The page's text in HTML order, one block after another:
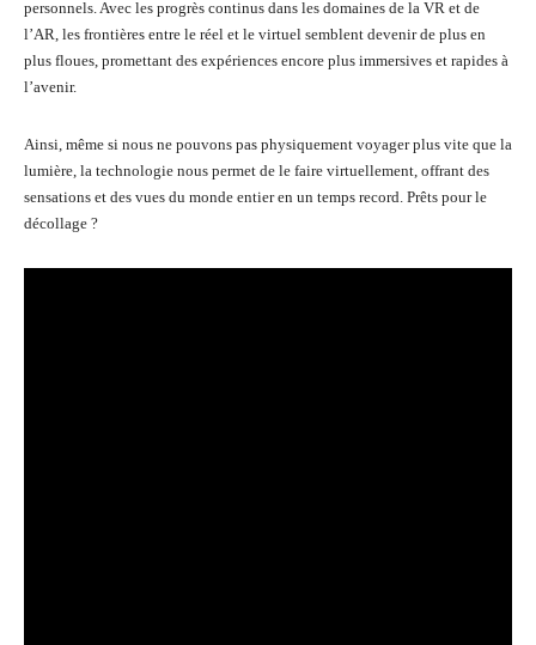
personnels. Avec les progrès continus dans les domaines de la VR et de
l’AR, les frontières entre le réel et le virtuel semblent devenir de plus en
plus floues, promettant des expériences encore plus immersives et rapides à
l’avenir.
Ainsi, même si nous ne pouvons pas physiquement voyager plus vite que la
lumière, la technologie nous permet de le faire virtuellement, offrant des
sensations et des vues du monde entier en un temps record. Prêts pour le
décollage ?